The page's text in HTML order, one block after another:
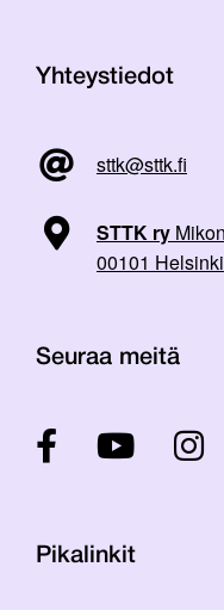
Yhteystiedot
sttk@sttk.fi
STTK ry
00101 Helsinki
Seuraa meitä
Pikalinkit